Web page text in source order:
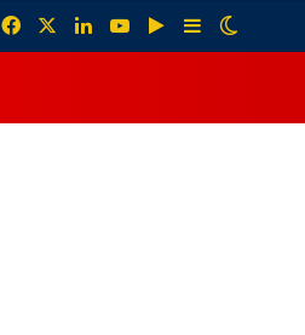
FacebookLinkedInYouTubeGoogle Play
Sidebar